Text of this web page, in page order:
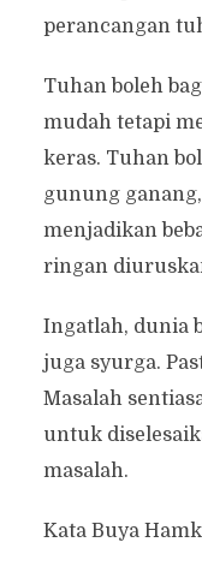
perancangan
Tuhan boleh
mudah tetapi
keras. Tuhan
gunung
menjadikan
ringan
Ingatlah, dunia
juga syurga.
Masalah
untuk
masalah.
Kata Buya